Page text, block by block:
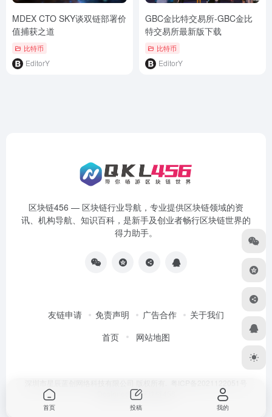
MDEX CTO SKY谈双链部署价
值捕获之道
比特币
EditorY
GBC金比特交易所-GBC金比
特交易所最新版下载
比特币
EditorY
区块链456 — 区块链行业导航，专业提供区块链领域的资
讯、机构导航、知识百科，是新手及创业者畅行区块链世界的
得力助手。
友链申请 免责声明 广告合作
关于我们
首页
网站地图
Designed by区块链456
首页 投稿 我的